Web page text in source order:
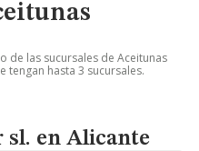
de las sucursales de Aceitunas
hasta 3 sucursales.
en Alicante